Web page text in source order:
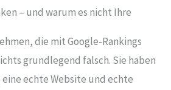
– und warum es nicht Ihre
die mit Google-Rankings
grundlegend falsch. Sie haben
echte Website und echte